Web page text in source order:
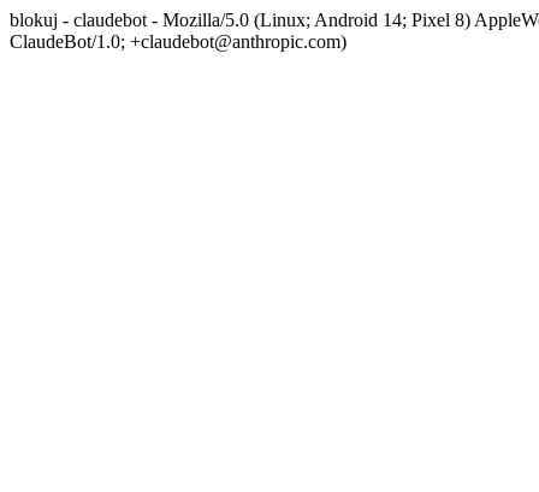
blokuj - claudebot - Mozilla/5.0 (Linux; Android 14; Pixel 8)
ClaudeBot/1.0; +claudebot@anthropic.com)